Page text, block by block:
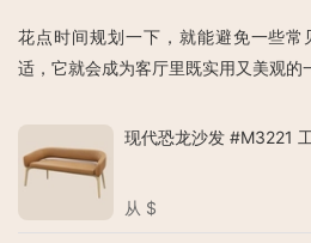
花点时间规划一下，就能避免一些常
适，它就会成为客厅里既实用又美观的
现代恐龙沙发 #M3221
从 $